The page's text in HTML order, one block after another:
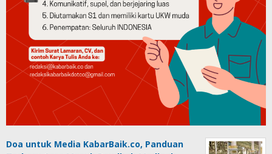
Doa untuk Media KabarBaik.co, Panduan